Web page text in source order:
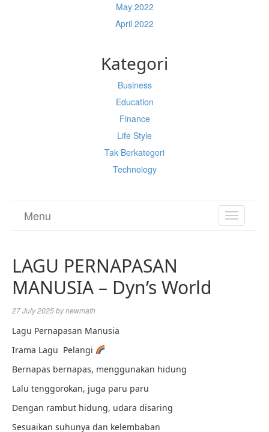
May 2022
April 2022
Kategori
Business
Education
Finance
Life Style
Tak Berkategori
Technology
TOGGLE
Menu
LAGU PERNAPASAN
MANUSIA – Dyn’s World
27 July 2025bynewmath
Lagu Pernapasan Manusia
Irama Lagu Pelangi
Bernapas bernapas, menggunakan hidung
Lalu tenggorokan, juga paru paru
Dengan rambut hidung, udara disaring
Sesuaikan suhunya dan kelembaban